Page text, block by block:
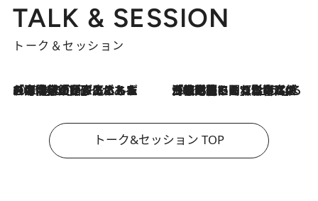
TALK & SESSION
トーク＆セッション
2026.8.3
「今後値上げがあるとすれば…」「リスクがあるのは今年の冬」エネルギー専門家が語る、ホルムズ海峡封鎖が家庭にもたらす“ある心配” 2026.8.3
「住宅建てられない…」「サーチャージ料の高値が続いている」ホルムズ海峡封鎖による影響はいつまで続く？《エネルギー専門家に聞く“どうなる日本の暮らし”》
トーク&セッション TOP